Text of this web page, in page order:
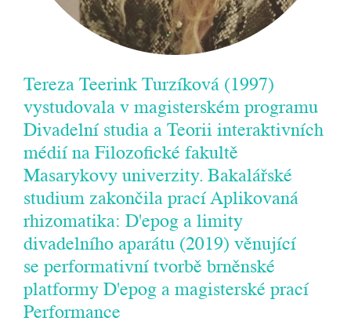
Tereza Teerink Turzíková (1997)
vystudovala v magisterském programu
Divadelní studia a Teorii interaktivních
médií na Filozofické fakultě
Masarykovy univerzity. Bakalářské
studium zakončila prací Aplikovaná
rhizomatika: D'epog a limity
divadelního aparátu (2019) věnující
se performativní tvorbě brněnské
platformy D'epog a magisterské prací
Performance